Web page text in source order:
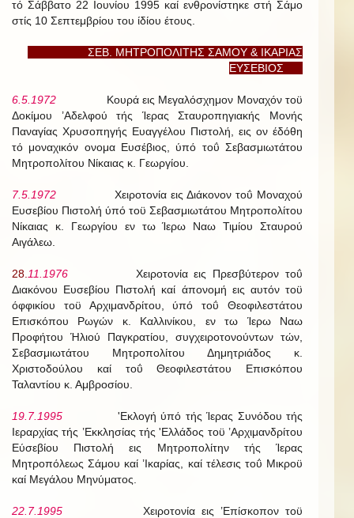
τό Σάββατο 22 Ιουνίου 1995 καί ενθρονίστηκε στή Σάμο
στίς 10 Σεπτεμβρίου του ίδίου έτους.
ΣΕΒ. ΜΗΤΡΟΠΟΛΙΤΗΣ ΣΑΜΟΥ & ΙΚΑΡΙΑΣ
ΕΥΣΕΒΙΟΣ
6.5.1972
Κουρά εις Μεγαλόσχημον Μοναχόν τοϋ
Δοκίμου ’Αδελφού τής Ίερας Σταυροπηγιακής Μονής
Παναγίας Χρυσοπηγής Ευαγγέλου Πιστολή, εις ον έδόθη
τό μοναχικόν ονομα Ευσέβιος, ύπό τοΰ Σεβασμιωτάτου
Μητροπολίτου Νίκαιας κ. Γεωργίου.
7.5.1972 Χειροτονία εις Διάκονον τοΰ Μοναχού
Ευσεβίου Πιστολή ύπό τοϋ Σεβασμιωτάτου Μητροπολίτου
Νίκαιας κ. Γεωργίου εν τω Ίερω Ναω Τιμίου Σταυρού
Αιγάλεω.
28. 11.1976
Χειροτονία εις Πρεσβύτερον τοΰ
Διακόνου Ευσεβίου Πιστολή καί άπονομή εις αυτόν τοϋ
όφφικίου τοϋ Αρχιμανδρίτου, ύπό τοΰ Θεοφιλεστάτου
Επισκόπου Ρωγών κ. Καλλινίκου, εν τω Ίερω Ναω
Προφήτου Ήλιού Παγκρατίου, συγχειροτονούντων τών,
Σεβασμιωτάτου Μητροπολίτου Δημητριάδος κ.
Χριστοδούλου καί τοΰ Θεοφιλεστάτου Επισκόπου
Ταλαντίου κ. Αμβροσίου.
19.7.1995 'Εκλογή ύπό τής Ίερας Συνόδου τής
Ιεραρχίας τής ’Εκκλησίας τής 'Ελλάδος τοϋ ’Αρχιμανδρίτου
Εύσεβίου Πιστολή εις Μητροπολίτην τής Ίερας
Μητροπόλεως Σάμου καί ’Ικαρίας, καί τέλεσις τοΰ Μικροϋ
καί Μεγάλου Μηνύματος.
22.7.1995
Χειροτονία εις ’Επίσκοπον τοϋ